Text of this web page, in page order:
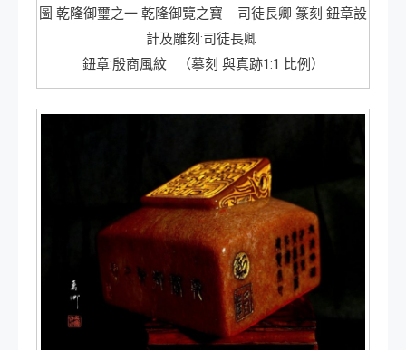
圖 乾隆御璽之一 乾隆御覽之寶 司徒長卿 篆刻 鈕章設
計及雕刻:司徒長卿
鈕章:殷商風紋 （摹刻 與真跡1:1 比例）